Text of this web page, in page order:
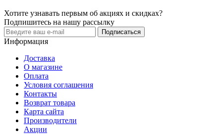
Хотите узнавать первым об акциях и скидках?
Подпишитесь на нашу рассылку
Подписаться
Информация
Доставка
О магазине
Оплата
Условия соглашения
Контакты
Возврат товара
Карта сайта
Производители
Акции